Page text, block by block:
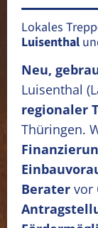
Lokales
Luisenthal
Neu,
Luisenthal
regionaler
Thüringen.
Berater vor